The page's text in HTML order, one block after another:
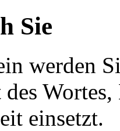
Sie
werden
einsetzt.